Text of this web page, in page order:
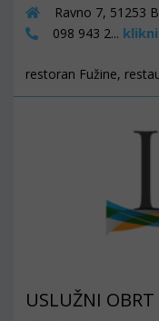
Ravno 7, 51253
098 943 2...
restoran Fužine,
USLUŽNI OBRT